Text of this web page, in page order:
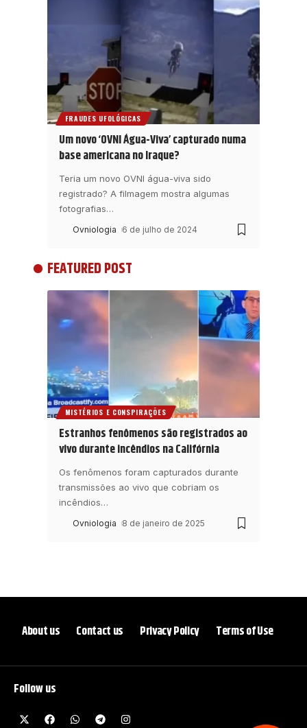
FRAUDES UFOLÓGICAS
Um novo ‘OVNI Água-Viva’ capturado numa
base americana no Iraque?
Teria um novo OVNI água-viva sido
registrado? A filmagem mostra algumas
fotografias…
Ovniologia 6 de julho de 2024
FEATURED POST
MISTÉRIOS E CONSPIRAÇÕES
Estranhos fenômenos são registrados ao
vivo durante incêndios na Califórnia
Os fenômenos foram capturados durante
transmissões ao vivo que cobriam os
incêndios…
Ovniologia 8 de janeiro de 2025
Follow us
About us Contact us Privacy Policy Terms of Use